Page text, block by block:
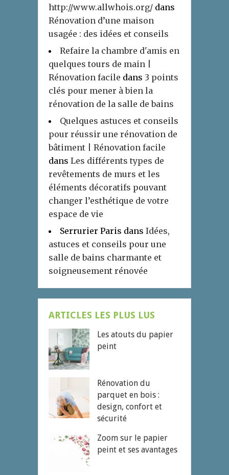
http://www.allwhois.org/ dans
Rénovation d’une maison
usagée : des idées et conseils
Refaire la chambre d'amis en
quelques tours de main |
Rénovation facile dans 3 points
clés pour mener à bien la
rénovation de la salle de bains
Quelques astuces et conseils
pour réussir une rénovation de
bâtiment | Rénovation facile
dans Les différents types de
revêtements de murs et les
éléments décoratifs pouvant
changer l’esthétique de votre
espace de vie
Serrurier Paris dans Idées,
astuces et conseils pour une
salle de bains charmante et
soigneusement rénovée
ARTICLES LES PLUS LUS
Les atouts du papier
peint
Rénovation du
parquet en bois :
design, confort et
sécurité
Zoom sur le papier
peint et ses avantages